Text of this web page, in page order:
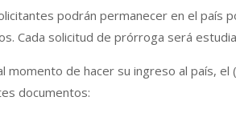
podrán permanecer en el país
Cada solicitud de prórroga será
momento de hacer su ingreso al país,
documentos: